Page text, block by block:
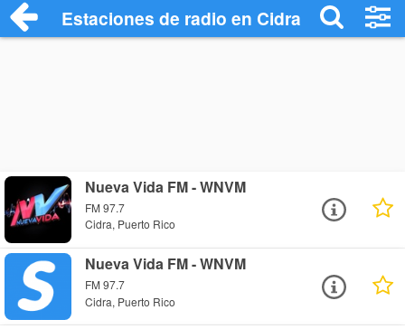
Estaciones de radio en Cidra - Escuchar
Nueva Vida FM - WNVM
FM 97.7
Cidra, Puerto Rico
Nueva Vida FM - WNVM
FM 97.7
Cidra, Puerto Rico